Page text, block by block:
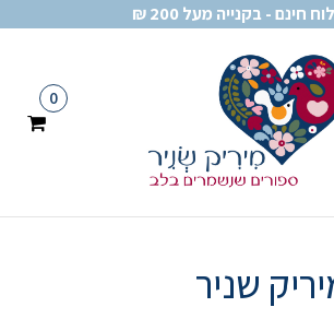
חינם - בקנייה מעל 200 ₪
0
שניר